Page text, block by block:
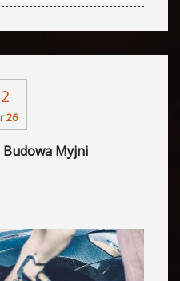
26
Budowa Myjni